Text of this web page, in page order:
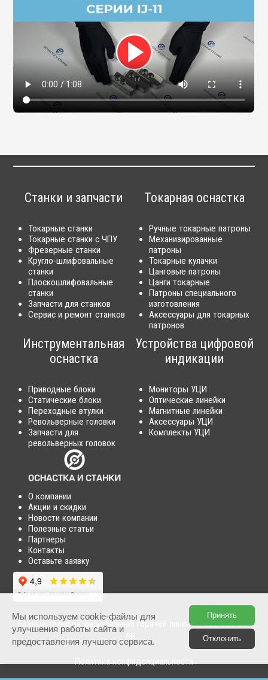
Станки и запчасти
Токарные станки
Токарные станки с ЧПУ
Фрезерные станки
Кругло-шлифовальные
станки
Плоскошлифовальные
станки
Запчасти для станков
Сервис и ремонт станков
Токарная оснастка
Ручные токарные патроны
Механизированные
патроны
Токарные кулачки
Цанговые патроны
Цанги токарные
Патроны специального
изготовления
Аксессуары для токарных
патронов
Инструментальная
оснастка
Приводные блоки
Статические блоки
Переходные втулки
Револьверные головки
Запчасти для
револьверных головок
Устройства цифровой
индикации
Мониторы УЦИ
Оптические линейки
Магнитные линейки
Аксессуары УЦИ
Комплекты УЦИ
О компании
Акции и скидки
Новости компании
Полезные статьи
Партнеры
Контакты
Оставьте заявку
Единый телефон федеральной горячей линии :8 800 101-56-
Политика конфиденциальности
Мы используем cookie-файлы для
улучшения работы сайта и
предоставления лучшего сервиса.
Принять
Отклонить